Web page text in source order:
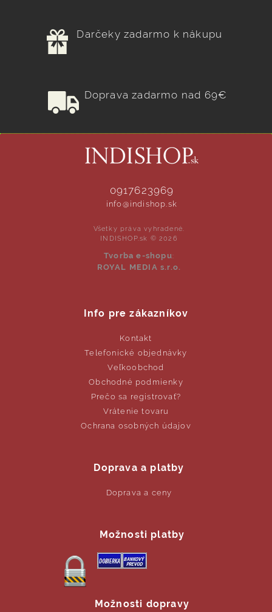
Darčeky zadarmo k nákupu
Doprava zadarmo nad 69€
0917623969
info@indishop.sk
Všetky práva vyhradené.
INDISHOP.sk © 2026
Tvorba e-shopu:
ROYAL MEDIA s.r.o.
Info pre zákazníkov
Kontakt
Telefonické objednávky
Veľkoobchod
Obchodné podmienky
Prečo sa registrovať?
Vrátenie tovaru
Ochrana osobných údajov
Doprava a platby
Doprava a ceny
Možnosti platby
Možnosti dopravy